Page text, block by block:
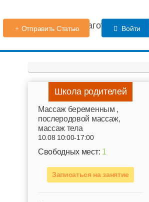
Детский сад
Отправить Статью Войти
Школа родителей
Mассаж беременным ,
послеродовой массаж,
массаж тела
10.08 10:00-17:00
Свободных мест: 1
Записаться на занятие